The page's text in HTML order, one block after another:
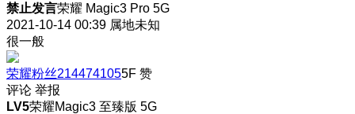
禁止发言荣耀 Magic3 Pro 5G
2021-10-14 00:39 属地未知
很一般
荣耀粉丝2144741055F 赞
评论 举报
LV5荣耀Magic3 至臻版 5G